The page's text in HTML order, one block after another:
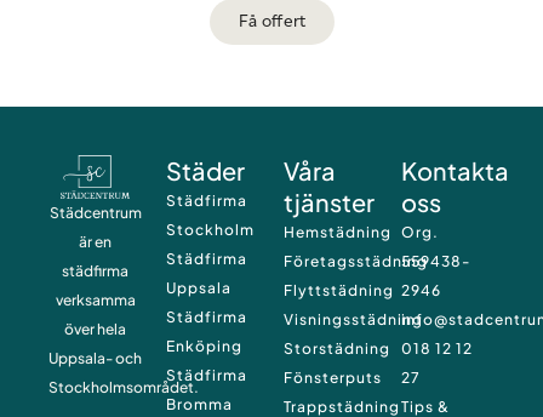
Få offert
Städcentrum
är en
städfirma
verksamma
över hela
Uppsala- och
Stockholmsområdet.
Städer
Städfirma
Stockholm
Städfirma
Uppsala
Städfirma
Enköping
Städfirma
Bromma
Våra
tjänster
Hemstädning
Företagsstädning
Flyttstädning
Visningsstädning
Storstädning
Fönsterputs
Trappstädning
Kontakta
oss
Org.
559438-
2946
018 12 12
27
Tips &